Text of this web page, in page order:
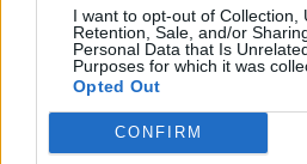
I want to opt-out of Collection,
Retention, Sale, and/or
Personal Data that Is
Purposes for which it was
Opted Out
CONFIRM
voor medisch advies altijd contact op
apotheker.